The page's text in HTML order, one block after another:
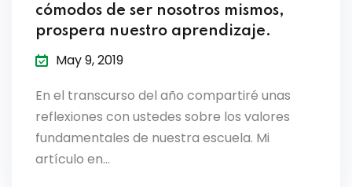
cómodos de ser nosotros mismos,
prospera nuestro aprendizaje.
May 9, 2019
En el transcurso del año compartiré unas
reflexiones con ustedes sobre los valores
fundamentales de nuestra escuela. Mi
artículo en…